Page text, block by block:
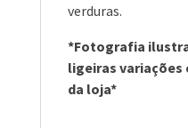
verduras.
*Fotografia
ligeiras
da loja*